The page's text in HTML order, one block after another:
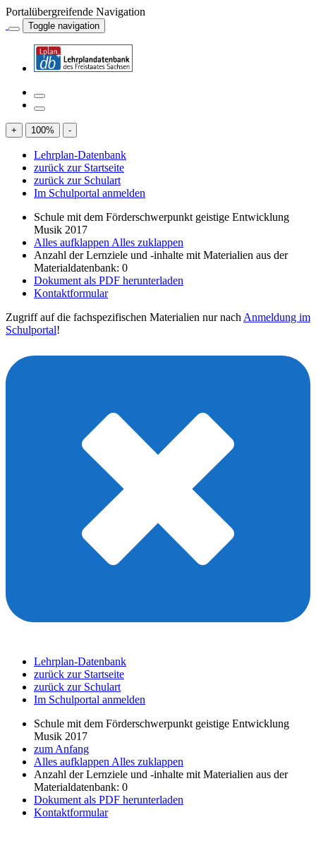
Portalübergreifende Navigation
Toggle navigation
+ 100% -
Lehrplan-Datenbank
zurück zur Startseite
zurück zur Schulart
Im Schulportal anmelden
Schule mit dem Förderschwerpunkt geistige Entwicklung
Musik 2017
Alles aufklappen Alles zuklappen
Anzahl der Lernziele und -inhalte mit Materialien aus der
Materialdatenbank: 0
Dokument als PDF herunterladen
Kontaktformular
Zugriff auf die fachspezifischen Materialien nur nach Anmeldung im
Schulportal!
Lehrplan-Datenbank
zurück zur Startseite
zurück zur Schulart
Im Schulportal anmelden
Schule mit dem Förderschwerpunkt geistige Entwicklung
Musik 2017
zum Anfang
Alles aufklappen Alles zuklappen
Anzahl der Lernziele und -inhalte mit Materialien aus der
Materialdatenbank: 0
Dokument als PDF herunterladen
Kontaktformular